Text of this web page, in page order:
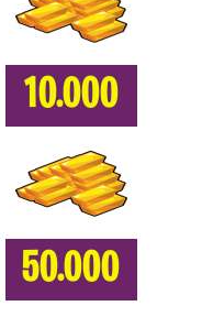
10.000
50.000